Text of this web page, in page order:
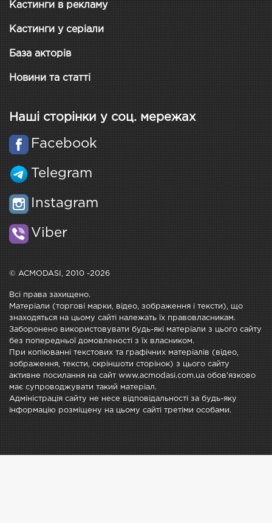
Кастинги в рекламу
Кастинги у серіали
База акторів
Новини та статті
Наші сторінки у соц. мережах
Facebook
Telegram
Instagram
Viber
© ACMODASI, 2010 -2026
Всі права захищено.
Матеріали (торгові марки, відео, зображення і тексти), що
знаходяться на цьому сайті належать їх правовласникам.
Заборонено використовувати будь-які матеріали з цього сайту
без попередньої домовленості з їх власником.
При копіюванні текстових та графічних матеріалів (відео,
зображення, тексти, скріншоти сторінок) з цього сайту
активне посилання на сайт www.acmodasi.com.ua обов'язково
має супроводжувати такий матеріал.
Адміністрація сайту не несе відповідальності за будь-яку
інформацію розміщену на цьому сайті третіми особами.